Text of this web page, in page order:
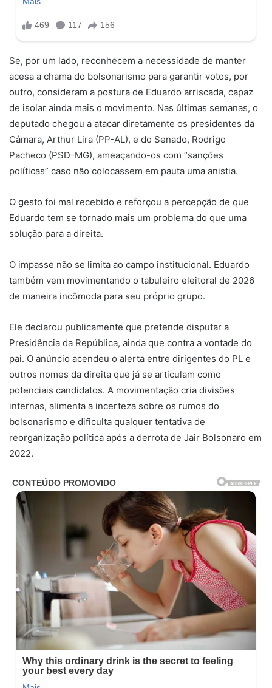
Se, por um lado, reconhecem a necessidade de manter
acesa a chama do bolsonarismo para garantir votos, por
outro, consideram a postura de Eduardo arriscada, capaz
de isolar ainda mais o movimento. Nas últimas semanas, o
deputado chegou a atacar diretamente os presidentes da
Câmara, Arthur Lira (PP-AL), e do Senado, Rodrigo
Pacheco (PSD-MG), ameaçando-os com “sanções
políticas” caso não colocassem em pauta uma anistia.
O gesto foi mal recebido e reforçou a percepção de que
Eduardo tem se tornado mais um problema do que uma
solução para a direita.
O impasse não se limita ao campo institucional. Eduardo
também vem movimentando o tabuleiro eleitoral de 2026
de maneira incômoda para seu próprio grupo.
Ele declarou publicamente que pretende disputar a
Presidência da República, ainda que contra a vontade do
pai. O anúncio acendeu o alerta entre dirigentes do PL e
outros nomes da direita que já se articulam como
potenciais candidatos. A movimentação cria divisões
internas, alimenta a incerteza sobre os rumos do
bolsonarismo e dificulta qualquer tentativa de
reorganização política após a derrota de Jair Bolsonaro em
2022.